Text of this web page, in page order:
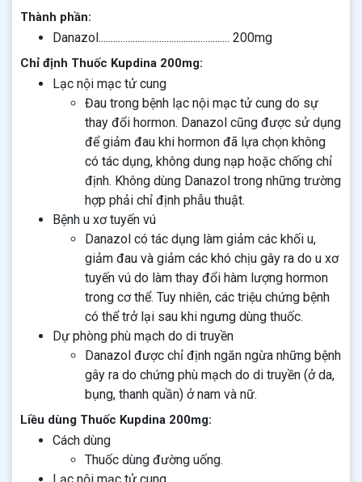
Thành phần:
Danazol...................................................... 200mg
Chỉ định Thuốc Kupdina 200mg:
Lạc nội mạc tử cung
Đau trong bệnh lạc nội mạc tử cung do sự
thay đổi hormon. Danazol cũng được sử dụng
để giảm đau khi hormon đã lựa chọn không
có tác dụng, không dung nạp hoặc chống chỉ
định. Không dùng Danazol trong những trường
hợp phải chỉ định phẫu thuật.
Bệnh u xơ tuyến vú
Danazol có tác dụng làm giảm các khối u,
giảm đau và giảm các khó chịu gây ra do u xơ
tuyến vú do làm thay đổi hàm lượng hormon
trong cơ thể. Tuy nhiên, các triệu chứng bệnh
có thể trở lại sau khi ngưng dùng thuốc.
Dự phòng phù mạch do di truyền
Danazol được chỉ định ngăn ngừa những bệnh
gây ra do chứng phù mạch do di truyền (ở da,
bụng, thanh quần) ở nam và nữ.
Liều dùng Thuốc Kupdina 200mg:
Cách dùng
Thuốc dùng đường uống.